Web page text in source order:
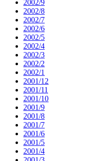
2002/9
2002/8
2002/7
2002/6
2002/5
2002/4
2002/3
2002/2
2002/1
2001/12
2001/11
2001/10
2001/9
2001/8
2001/7
2001/6
2001/5
2001/4